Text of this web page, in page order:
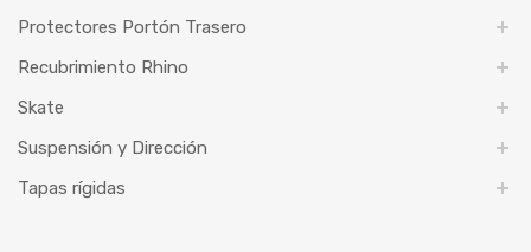
Protectores Portón Trasero
Recubrimiento Rhino
Skate
Suspensión y Dirección
Tapas rígidas